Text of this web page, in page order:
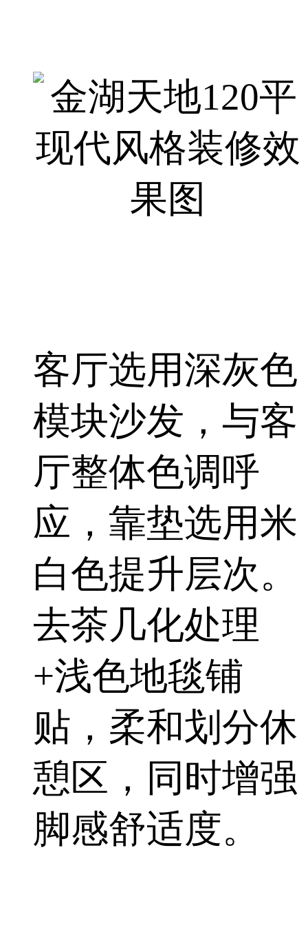
客厅选用深灰色
模块沙发，与客
厅整体色调呼
应，靠垫选用米
白色提升层次。
去茶几化处理
+浅色地毯铺
贴，柔和划分休
憩区，同时增强
脚感舒适度。